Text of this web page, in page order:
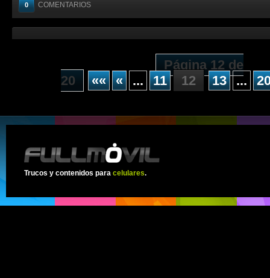
0 COMENTARIOS
Página 12 de
20
«« « ... 11 12 13 ...
Trucos y contenidos para celulares.